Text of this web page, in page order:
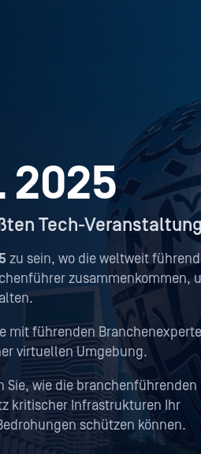
2025
Tech-Veranstaltung
zu sein, wo die weltweit
zusammenkommen,
mit führenden
virtuellen Umgebung.
Sie, wie die branchenführenden
kritischer Infrastrukturen Ihr
schützen können.